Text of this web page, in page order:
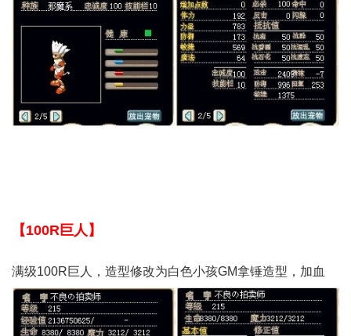
【100R巨人】
满级100R巨人，造型修改为白色小孩GM拿锤造型，加血